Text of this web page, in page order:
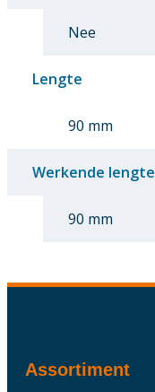
Nee
Lengte
90 mm
Werkende lengte
90 mm
Assortiment